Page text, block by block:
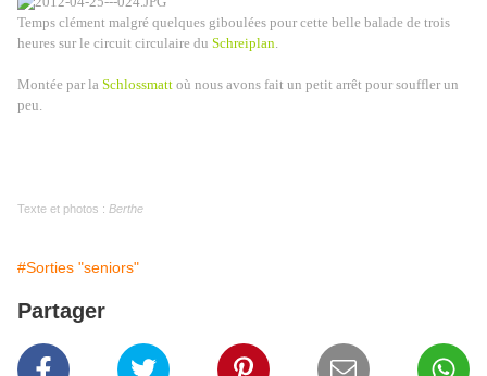
Temps clément malgré quelques giboulées pour cette belle balade de trois
heures sur le circuit circulaire du Schreiplan.
Montée par la Schlossmatt où nous avons fait un petit arrêt pour souffler un
peu.
Texte et photos : Berthe
#Sorties "seniors"
Partager